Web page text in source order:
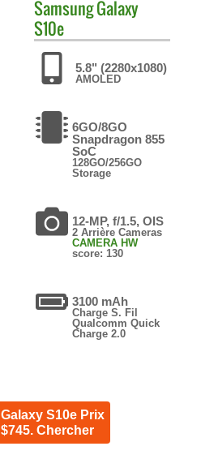
SamsungGalaxy
S10e
5.8" (2280x1080)
AMOLED
6GO/8GO
Snapdragon 855
SoC
128GO/256GO
Storage
12-MP, f/1.5, OIS
2 Arrière Cameras
CAMERA HW
score: 130
3100 mAh
Charge S. Fil
Qualcomm Quick
Charge 2.0
Galaxy S10e Prix
$745. Chercher